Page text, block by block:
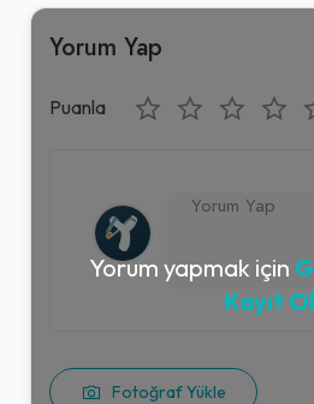
Yorum Yap
Puanla
Fotoğraf Yükle
Yorum yapmak için
Kayıt Ol